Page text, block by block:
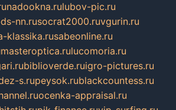
nadookna.rulubov-pic.ru
nn.rusocrat2000.ruvgurin.ru
klassika.rusabeonline.ru
masteroptica.rulucomoria.ru
biblioverde.ruigro-pictures.ru
s.rupeysok.rublackcountess.ru
ocenka-appraisal.ru